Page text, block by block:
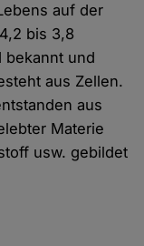
auf der
bis 3,8
bekannt und
aus Zellen.
aus
Materie
usw. gebildet